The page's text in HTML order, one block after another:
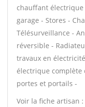
chauffant électrique
garage - Stores -
Télésurveillance -
réversible -
travaux en
électrique
portes et portails -
Voir la fiche artisan :